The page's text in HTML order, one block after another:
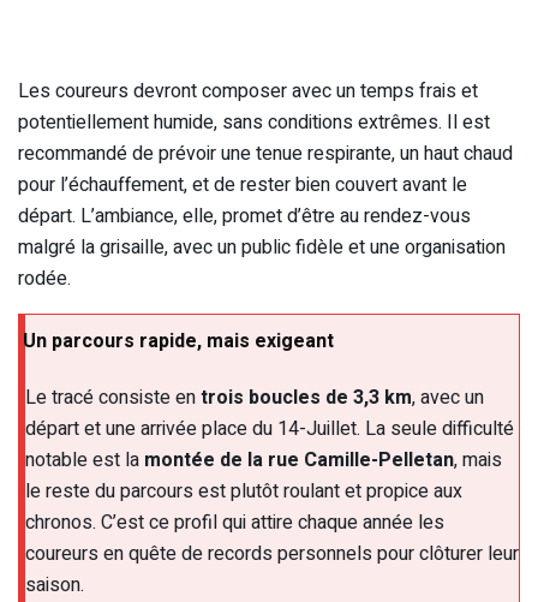
Les coureurs devront composer avec un temps frais et
potentiellement humide, sans conditions extrêmes. Il est
recommandé de prévoir une tenue respirante, un haut chaud
pour l’échauffement, et de rester bien couvert avant le
départ. L’ambiance, elle, promet d’être au rendez-vous
malgré la grisaille, avec un public fidèle et une organisation
rodée.
Un parcours rapide, mais exigeant
Le tracé consiste entrois boucles de 3,3 km, avec un
départ et une arrivée place du 14-Juillet. La seule difficulté
notable est la montée de la rue Camille-Pelletan, mais
le reste du parcours est plutôt roulant et propice aux
chronos. C’est ce profil qui attire chaque année les
coureurs en quête de records personnels pour clôturer leur
saison.